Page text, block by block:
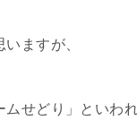
ますが、
せどり」といわ